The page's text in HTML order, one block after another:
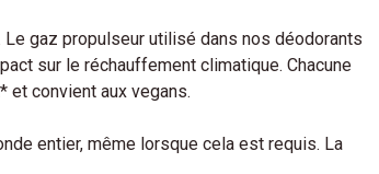
gaz propulseur utilisé dans nos déodorants
sur le réchauffement climatique. Chacune
et convient aux vegans.
entier, même lorsque cela est requis. La